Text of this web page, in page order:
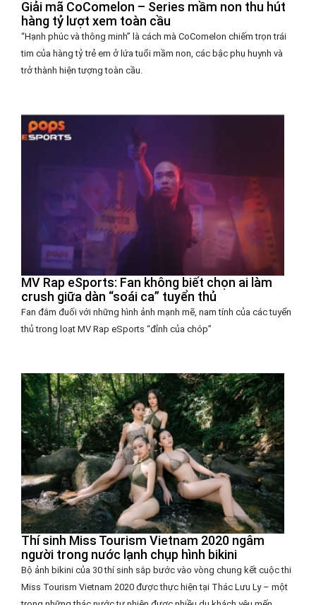
Giải mã CoComelon – Series mầm non thu hút
hàng tỷ lượt xem toàn cầu
“Hạnh phúc và thông minh” là cách mà CoComelon chiếm trọn trái
tim của hàng tỷ trẻ em ở lứa tuổi mầm non, các bậc phụ huynh và
trở thành hiện tượng toàn cầu.
MV Rap eSports: Fan không biết chọn ai làm
crush giữa dàn “soái ca” tuyển thủ
Fan đắm đuối với những hình ảnh mạnh mẽ, nam tính của các tuyển
thủ trong loạt MV Rap eSports “đỉnh của chóp”
Thí sinh Miss Tourism Vietnam 2020 ngâm
người trong nước lạnh chụp hình bikini
Bộ ảnh bikini của 30 thí sinh sắp bước vào vòng chung kết cuộc thi
Miss Tourism Vietnam 2020 được thực hiện tại Thác Lưu Ly – một